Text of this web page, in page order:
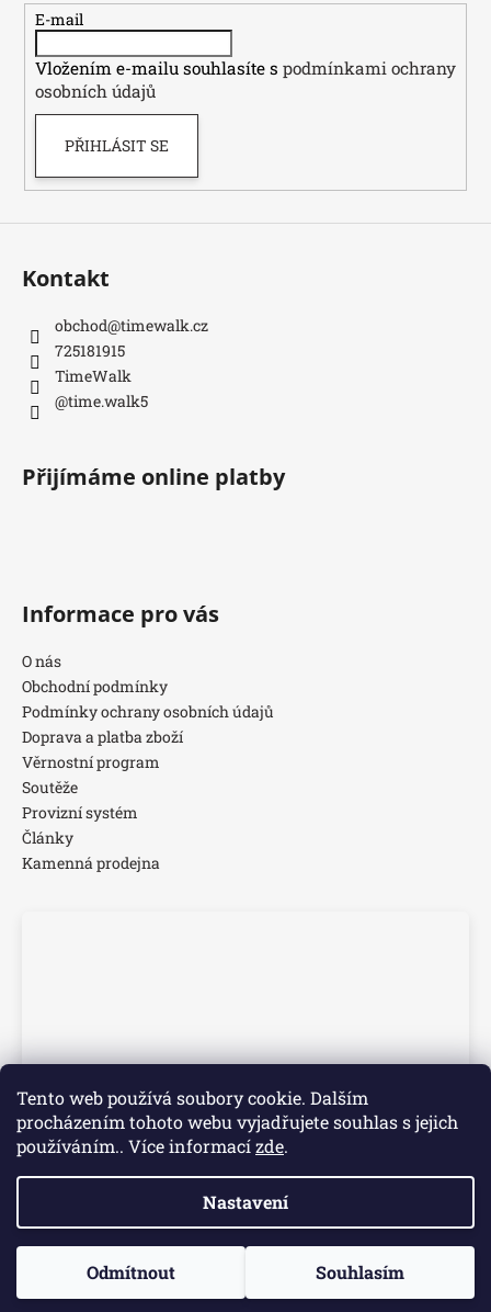
Tento web používá soubory cookie. Dalším
procházením tohoto webu vyjadřujete souhlas s jejich
používáním.. Více informacízde.
Nastavení
Odmítnout Souhlasím
📢 Dovolená 3.–7. 8. Objednávky přijaté v tomto období
E-mail
Vložením e-mailu souhlasíte s podmínkami ochrany
osobních údajů
PŘIHLÁSIT SE
Kontakt
obchod@timewalk.cz
725181915
TimeWalk
@time.walk5
Přijímáme online platby
Informace pro vás
O nás
Obchodní podmínky
Podmínky ochrany osobních údajů
Doprava a platba zboží
Věrnostní program
Soutěže
Provizní systém
Články
Kamenná prodejna
Copyright 2026Time Walk s.r.o. . Všechna práva vyhrazena.